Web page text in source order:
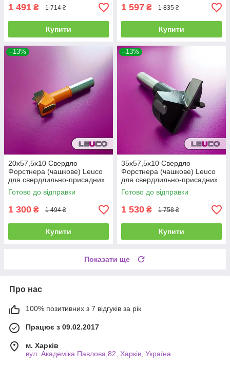
1 491 ₴ 1 714 ₴
Купити
1 597 ₴ 1 835 ₴
Купити
–13%
20х57,5х10 Свердло
Форстнера (чашкове) Leuco
для свердлильно-присадних
верстатів (ліве)
Готово до відправки
1 300 ₴ 1 494 ₴
Купити
–13%
35х57,5х10 Свердло
Форстнера (чашкове) Leuco
для свердлильно-присадних
верстатів (праве)
Готово до відправки
1 530 ₴ 1 758 ₴
Купити
Показати ще
Про нас
100% позитивних з 7 відгуків за рік
Працює з 09.02.2017
м. Харків
вул. Академіка Павлова,82, Харків, Україна